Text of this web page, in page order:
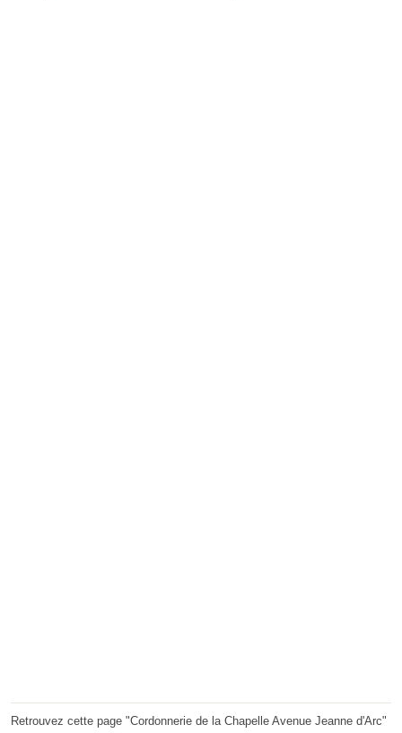
Retrouvez cette page "Cordonnerie de la Chapelle Avenue Jeanne d'Arc"